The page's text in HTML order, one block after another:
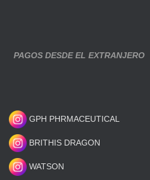
PAGOS DESDE EL EXTRANJERO
GPH PHRMACEUTICAL
BRITHIS DRAGON
WATSON